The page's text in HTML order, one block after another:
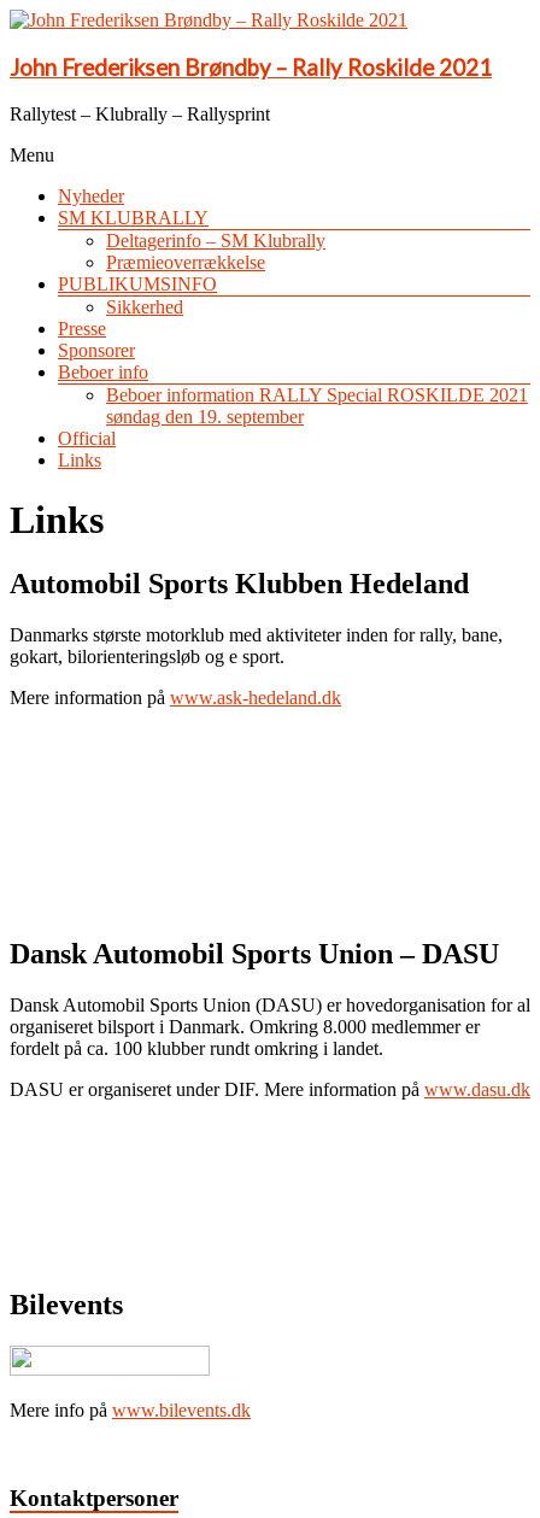
John Frederiksen Brøndby – Rally Roskilde 2021
Rallytest – Klubrally – Rallysprint
Menu
Nyheder
SM KLUBRALLY
Deltagerinfo – SM Klubrally
Præmieoverrækkelse
PUBLIKUMSINFO
Sikkerhed
Presse
Sponsorer
Beboer info
Beboer information RALLY Special ROSKILDE 2021
søndag den 19. september
Official
Links
Links
Automobil Sports Klubben Hedeland
Danmarks største motorklub med aktiviteter inden for rally, bane,
gokart, bilorienteringsløb og e sport.
Mere information på www.ask-hedeland.dk
Dansk Automobil Sports Union – DASU
Dansk Automobil Sports Union (DASU) er hovedorganisation for al
organiseret bilsport i Danmark. Omkring 8.000 medlemmer er
fordelt på ca. 100 klubber rundt omkring i landet.
DASU er organiseret under DIF. Mere information på www.dasu.dk
Bilevents
Mere info på www.bilevents.dk
Kontaktpersoner